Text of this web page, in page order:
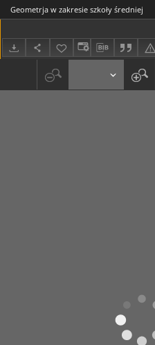
Geometrja w zakresie szkoły średniej